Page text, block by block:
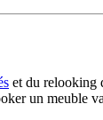
et du relooking
un meuble